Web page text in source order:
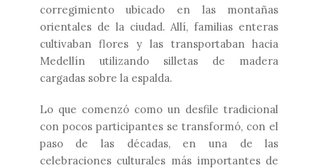
corregimiento ubicado en las montañas
orientales de la ciudad. Allí, familias enteras
cultivaban flores y las transportaban hacia
Medellín utilizando silletas de madera
cargadas sobre la espalda.
Lo que comenzó como un desfile tradicional
con pocos participantes se transformó, con el
paso de las décadas, en una de las
celebraciones culturales más importantes de